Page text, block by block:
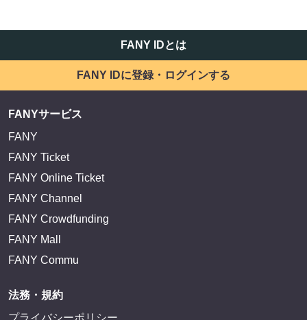
FANY IDとは
FANY IDに登録・ログインする
FANYサービス
FANY
FANY Ticket
FANY Online Ticket
FANY Channel
FANY Crowdfunding
FANY Mall
FANY Commu
法務・規約
プライバシーポリシー